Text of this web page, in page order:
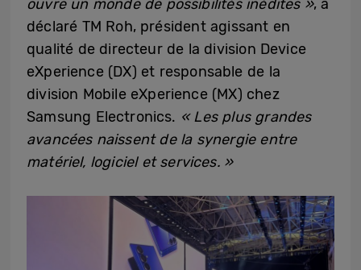
ouvre un monde de possibilités inédites », a
déclaré TM Roh, président agissant en
qualité de directeur de la division Device
eXperience (DX) et responsable de la
division Mobile eXperience (MX) chez
Samsung Electronics. « Les plus grandes
avancées naissent de la synergie entre
matériel, logiciel et services. »